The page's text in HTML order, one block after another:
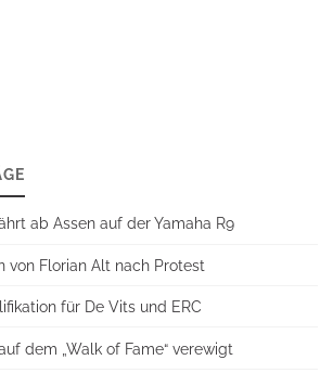
ab Assen auf der Yamaha R9
von Florian Alt nach Protest
für De Vits und ERC
dem „Walk of Fame“ verewigt